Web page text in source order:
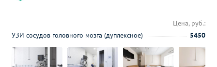
Цена, руб.:
УЗИ сосудов головного мозга (дуплексное)
5450